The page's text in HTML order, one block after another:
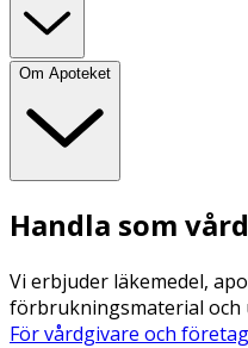
Om Apoteket
Handla som
Vi erbjuder läkemedel,
förbrukningsmaterial och
För vårdgivare och företag